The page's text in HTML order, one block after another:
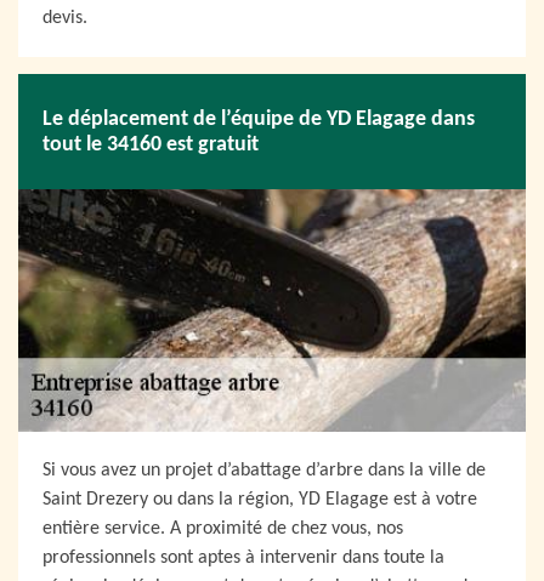
devis.
Le déplacement de l’équipe de YD Elagage dans
tout le 34160 est gratuit
Si vous avez un projet d’abattage d’arbre dans la ville de
Saint Drezery ou dans la région, YD Elagage est à votre
entière service. A proximité de chez vous, nos
professionnels sont aptes à intervenir dans toute la